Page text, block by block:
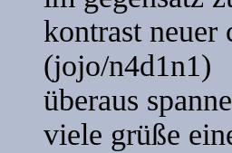
kontrast neuer
(jojo/n4d1n1)
überaus
viele grüße